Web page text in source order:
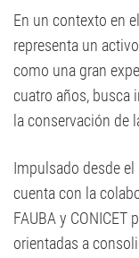
En un contexto en
representa un
como una gran
cuatro años, busca
la conservación de
Impulsado desde el
cuenta con la
FAUBA y
orientadas a